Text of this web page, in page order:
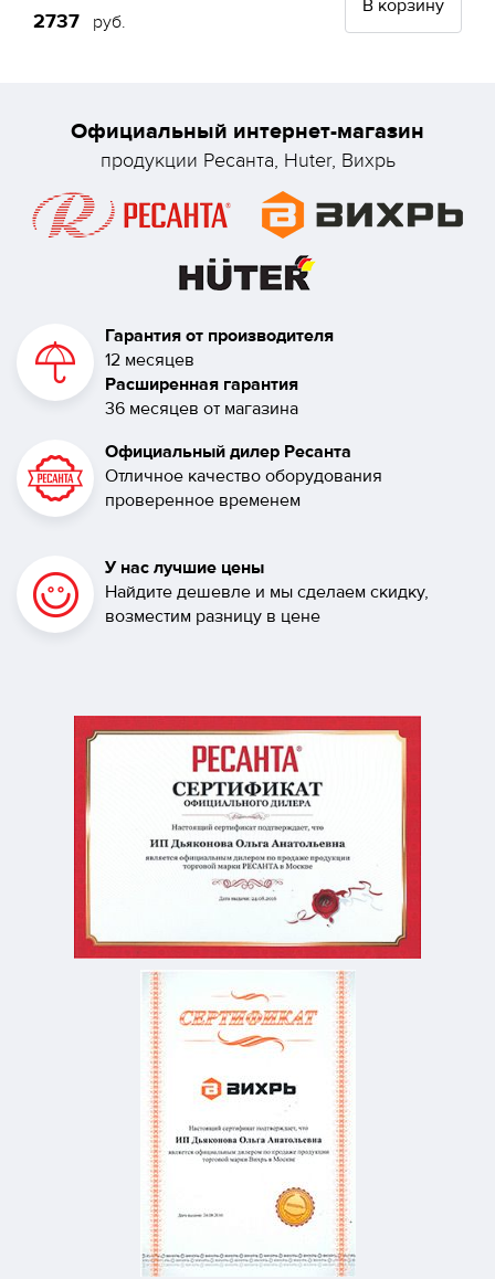
2737 руб.
В корзину
Официальный интернет-магазин
продукции Ресанта, Huter, Вихрь
Гарантия от производителя
12 месяцев
Расширенная гарантия
36 месяцев от магазина
Официальный дилер Ресанта
Отличное качество оборудования
проверенное временем
У нас лучшие цены
Найдите дешевле и мы сделаем скидку,
возместим разницу в цене